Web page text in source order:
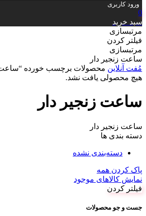
ورود کاربری
0
سبد خرید
مرتبسازی
فیلتر کردن
مرتبسازی
ساعت زنجیر دار
مُفت آنلاین محصولات برچسب خورده “ساعت
هیچ محصولی یافت نشد.
ساعت زنجیر دار
ساعت زنجیر دار
دسته بندی ها
دسته‌بندی نشده
پاک کردن همه
نمایش کالاهای موجود
فیلتر کردن
جست و جو محصولات